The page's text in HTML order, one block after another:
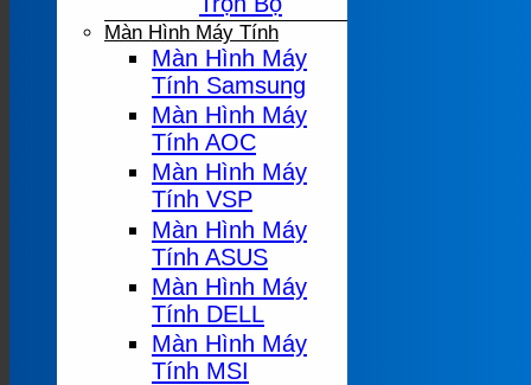
Màn Hình Máy Tính
Màn Hình Máy
Tính Samsung
Màn Hình Máy
Tính AOC
Màn Hình Máy
Tính VSP
Màn Hình Máy
Tính ASUS
Màn Hình Máy
Tính DELL
Màn Hình Máy
Tính MSI